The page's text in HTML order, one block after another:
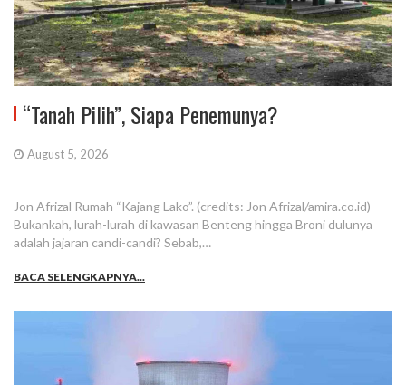
“Tanah Pilih”, Siapa Penemunya?
August 5, 2026
Jon Afrizal Rumah “Kajang Lako”. (credits: Jon Afrizal/amira.co.id)
Bukankah, lurah-lurah di kawasan Benteng hingga Broni dulunya
adalah jajaran candi-candi? Sebab,…
BACA SELENGKAPNYA...